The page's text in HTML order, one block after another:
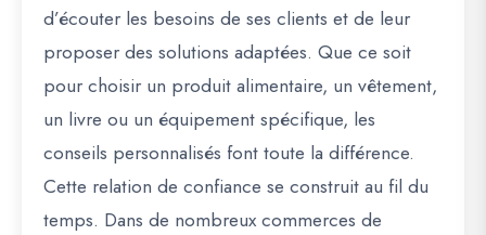
d’écouter les besoins de ses clients et de leur
proposer des solutions adaptées. Que ce soit
pour choisir un produit alimentaire, un vêtement,
un livre ou un équipement spécifique, les
conseils personnalisés font toute la différence.
Cette relation de confiance se construit au fil du
temps. Dans de nombreux commerces de